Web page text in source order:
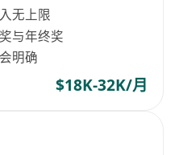
无上限
与年终奖
明确
$18K-32K/月